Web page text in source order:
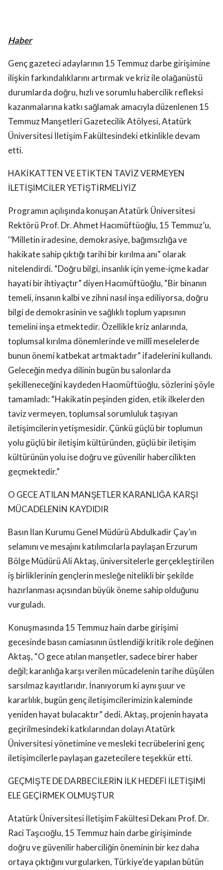
Haber
Genç gazeteci adaylarının 15 Temmuz darbe girişimine
ilişkin farkındalıklarını artırmak ve kriz ile olağanüstü
durumlarda doğru, hızlı ve sorumlu habercilik refleksi
kazanmalarına katkı sağlamak amacıyla düzenlenen 15
Temmuz Manşetleri Gazetecilik Atölyesi, Atatürk
Üniversitesi İletişim Fakültesindeki etkinlikle devam
etti.
HAKİKATTEN VE ETİKTEN TAVİZ VERMEYEN
İLETİŞİMCİLER YETİŞTİRMELİYİZ
Programın açılışında konuşan Atatürk Üniversitesi
Rektörü Prof. Dr. Ahmet Hacımüftüoğlu, 15 Temmuz’u,
‘’Milletin iradesine, demokrasiye, bağımsızlığa ve
hakikate sahip çıktığı tarihi bir kırılma anı” olarak
nitelendirdi. “Doğru bilgi, insanlık için yeme-içme kadar
hayati bir ihtiyaçtır” diyen Hacımüftüoğlu, “Bir binanın
temeli, insanın kalbi ve zihni nasıl inşa ediliyorsa, doğru
bilgi de demokrasinin ve sağlıklı toplum yapısının
temelini inşa etmektedir. Özellikle kriz anlarında,
toplumsal kırılma dönemlerinde ve millî meselelerde
bunun önemi katbekat artmaktadır” ifadelerini kullandı.
Geleceğin medya dilinin bugün bu salonlarda
şekilleneceğini kaydeden Hacımüftüoğlu, sözlerini şöyle
tamamladı: “Hakikatin peşinden giden, etik ilkelerden
taviz vermeyen, toplumsal sorumluluk taşıyan
iletişimcilerin yetişmesidir. Çünkü güçlü bir toplumun
yolu güçlü bir iletişim kültüründen, güçlü bir iletişim
kültürünün yolu ise doğru ve güvenilir habercilikten
geçmektedir.”
O GECE ATILAN MANŞETLER KARANLIĞA KARŞI
MÜCADELENİN KAYDIDIR
Basın İlan Kurumu Genel Müdürü Abdulkadir Çay’ın
selamını ve mesajını katılımcılarla paylaşan Erzurum
Bölge Müdürü Ali Aktaş, üniversitelerle gerçekleştirilen
iş birliklerinin gençlerin mesleğe nitelikli bir şekilde
hazırlanması açısından büyük öneme sahip olduğunu
vurguladı.
Konuşmasında 15 Temmuz hain darbe girişimi
gecesinde basın camiasının üstlendiği kritik role değinen
Aktaş, “O gece atılan manşetler, sadece birer haber
değil; karanlığa karşı verilen mücadelenin tarihe düşülen
sarsılmaz kayıtlarıdır. İnanıyorum ki aynı şuur ve
kararlılık, bugün genç iletişimcilerimizin kaleminde
yeniden hayat bulacaktır” dedi. Aktaş, projenin hayata
geçirilmesindeki katkılarından dolayı Atatürk
Üniversitesi yönetimine ve mesleki tecrübelerini genç
iletişimcilerle paylaşan gazetecilere teşekkür etti.
GEÇMİŞTE DE DARBECİLERİN İLK HEDEFİ İLETİŞİMİ
ELE GEÇİRMEK OLMUŞTUR
Atatürk Üniversitesi İletişim Fakültesi Dekanı Prof. Dr.
Raci Taşcıoğlu, 15 Temmuz hain darbe girişiminde
doğru ve güvenilir haberciliğin öneminin bir kez daha
ortaya çıktığını vurgularken, Türkiye’de yapılan bütün